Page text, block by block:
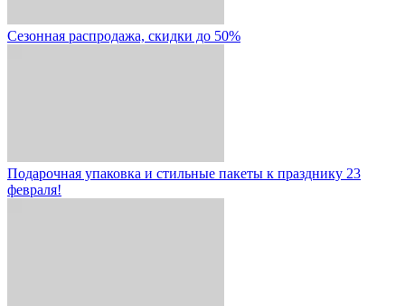
Сезонная распродажа, скидки до 50%
Подарочная упаковка и стильные пакеты к празднику 23
февраля!